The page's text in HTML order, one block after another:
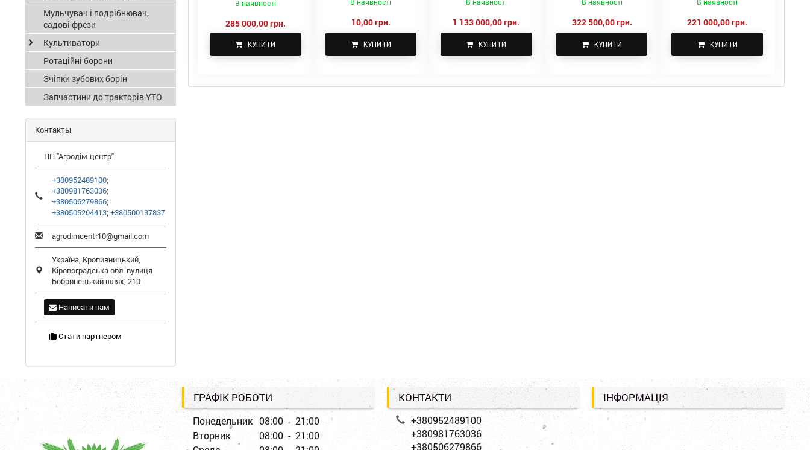
В наявності
285 000,00 грн.
КУПИТИ
В наявності
10,00 грн.
КУПИТИ
В наявності
1 133 000,00 грн.
КУПИТИ
В наявності
322 500,00 грн.
КУПИТИ
В наявності
221 000,00 грн.
КУПИТИ
Мульчувач і подрібнювач,
садові фрези
Культиватори
Ротаційні борони
Зчіпки зубових борін
Запчастини до тракторів YTO
Контакты
ПП "Агродім-центр"
+380952489100;
+380981763036;
+380506279866;
+380505204413;+380500137837
agrodimcentr10@gmail.com
Україна, Кропивницький,
Кіровоградська обл. вулиця
Бобринецький шлях, 210
Написати нам
Стати партнером
ГРАФІК РОБОТИ
Понедельник 08:00 - 21:00
Вторник
08:00 - 21:00
КОНТАКТИ
+380952489100
+380981763036
+380506279866
ІНФОРМАЦІЯ